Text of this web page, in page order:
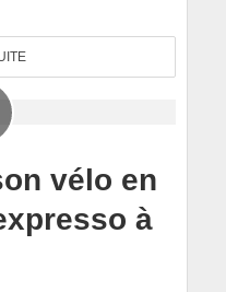
vélo en
à